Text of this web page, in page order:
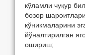
кўламли чуқур
бозор
кўникмаларини
йўналтирилган
ошириш;